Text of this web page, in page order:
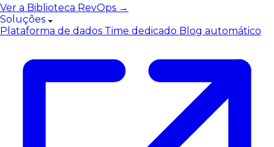
Ver a Biblioteca RevOps →
Soluções
Plataforma de dados Time dedicado Blog automático